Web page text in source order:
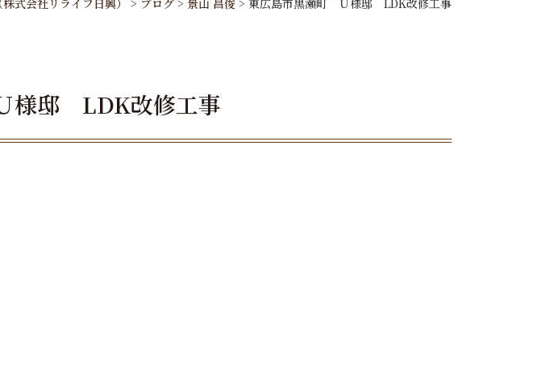
（株式会社リライフ日興） > ブログ > 景山 昌俊 > 東広島市黒瀬町 Ｕ様邸 LDK改修工事
様邸 LDK改修工事